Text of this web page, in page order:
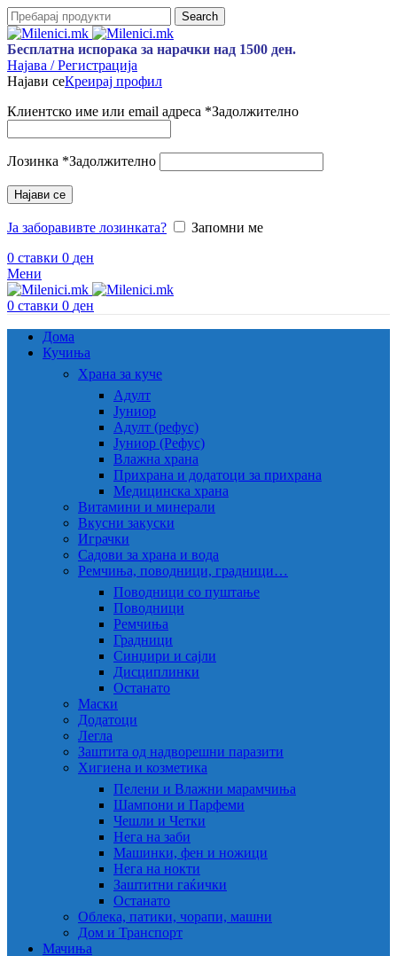
Search
Бесплатна испорака за нарачки над 1500 ден.
Најава / Регистрација
Најави сеКреирај профил
Клиентско име или email адреса *Задолжително
Лозинка *Задолжително
Најави се
Ја заборавивте лозинката?
Запомни ме
0 ставки 0 ден
Мени
0 ставки 0 ден
Дома
Кучиња
Храна за куче
Адулт
Јуниор
Адулт (рефус)
Јуниор (Рефус)
Влажна храна
Прихрана и додатоци за прихрана
Медицинска храна
Витамини и минерали
Вкусни закуски
Играчки
Садови за храна и вода
Ремчиња, поводници, градници…
Поводници со пуштање
Поводници
Ремчиња
Градници
Синџири и сајли
Дисциплинки
Останато
Маски
Додатоци
Легла
Заштита од надворешни паразити
Хигиена и козметика
Пелени и Влажни марамчиња
Шампони и Парфеми
Чешли и Четки
Нега на заби
Машинки, фен и ножици
Нега на нокти
Заштитни гаќички
Останато
Облека, патики, чорапи, машни
Дом и Транспорт
Мачиња